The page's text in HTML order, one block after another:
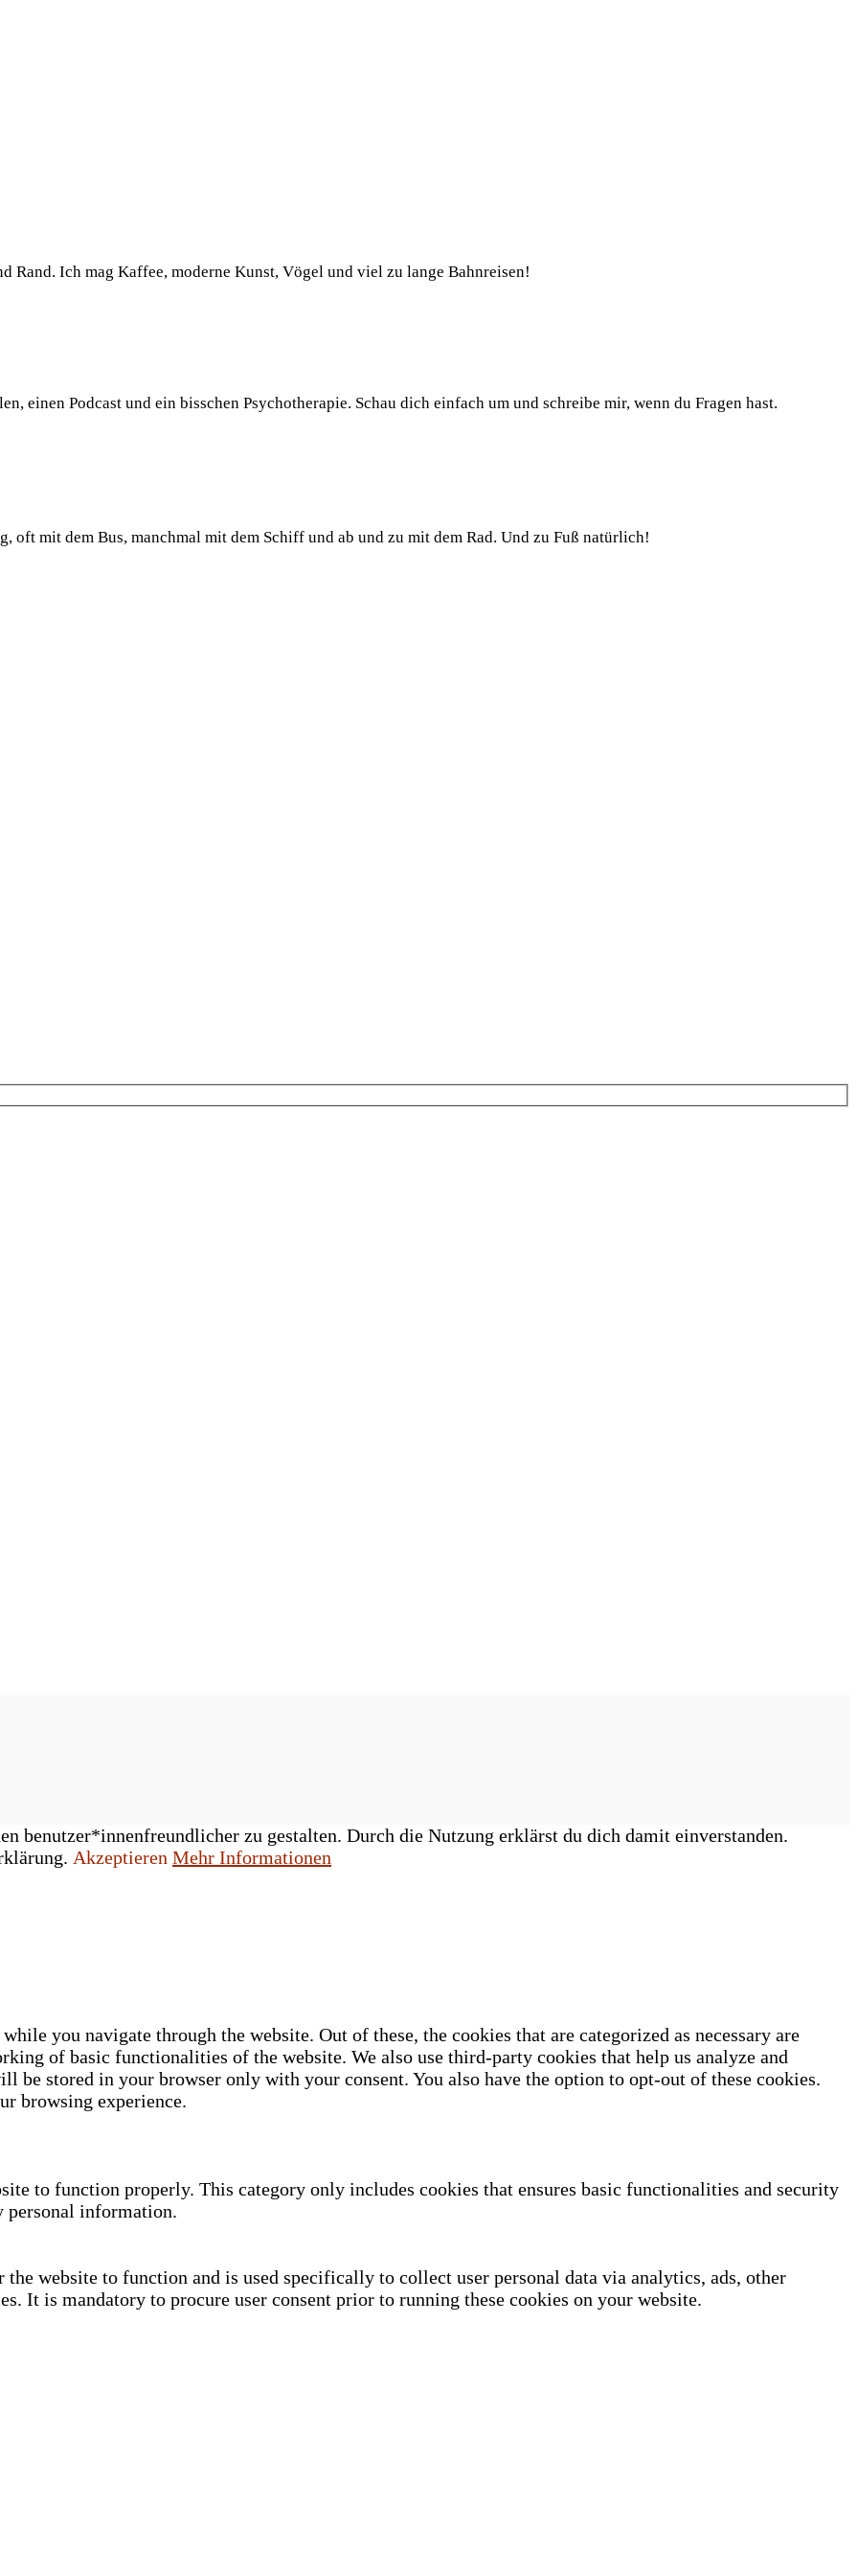
Rand. Ich mag Kaffee, moderne Kunst, Vögel und viel zu lange Bahnreisen!
einen Podcast und ein bisschen Psychotherapie. Schau dich einfach um und schreibe mir, wenn du Fragen hast.
oft mit dem Bus, manchmal mit dem Schiff und ab und zu mit dem Rad. Und zu Fuß natürlich!
benutzer*innenfreundlicher zu gestalten. Durch die Nutzung erklärst du dich damit einverstanden.
Akzeptieren Mehr Informationen
you navigate through the website. Out of these, the cookies that are categorized as necessary are
of basic functionalities of the website. We also use third-party cookies that help us analyze and
be stored in your browser only with your consent. You also have the option to opt-out of these cookies.
browsing experience.
to function properly. This category only includes cookies that ensures basic functionalities and security
personal information.
website to function and is used specifically to collect user personal data via analytics, ads, other
It is mandatory to procure user consent prior to running these cookies on your website.